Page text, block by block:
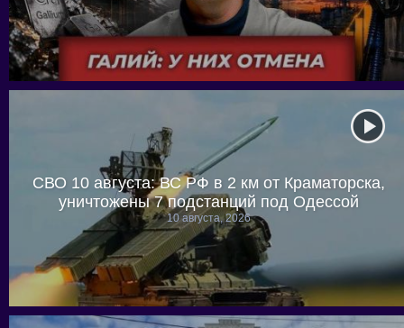
СВО 10 августа: ВС РФ в 2 км от Краматорска,
уничтожены 7 подстанций под Одессой
10 августа, 2026